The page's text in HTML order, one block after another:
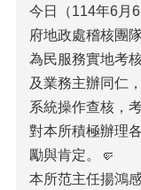
今日（114年6月
府地政處稽核團
為民服務實地考
及業務主辦同仁
系統操作查核，
對本所積極辦理
勵與肯定。🤛
本所范主任揚鴻